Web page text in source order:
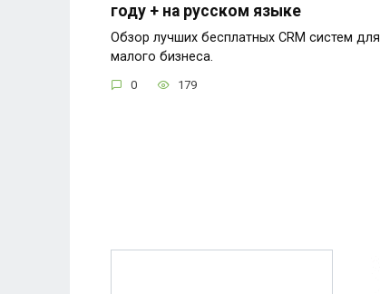
году + на русском языке
Обзор лучших бесплатных CRM систем для
малого бизнеса.
0 179